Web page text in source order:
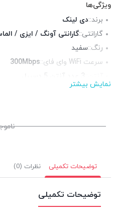
ویژگی‌ها
برند::دی لینک
گارانتی::گارانتی آونگ / ایزی /
رنگ::سفید
سرعت WiFi وای فای::
300Mbps
فرکانس::
نمایش بیشتر
توضیحات تکمیلی نظرات (0)
توضیحات تکمیلی